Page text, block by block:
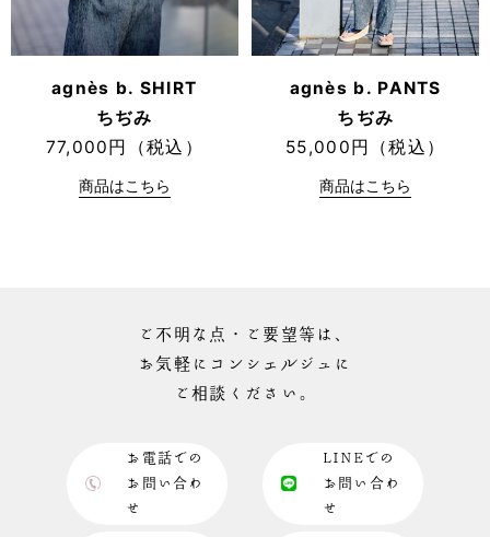
agnès b. SHIRT
ちぢみ
77,000円（税込）
商品はこちら
agnès b. PANTS
ちぢみ
55,000円（税込）
商品はこちら
ご不明な点・ご要望等は、
お気軽にコンシェルジュに
ご相談ください。
お電話での
お問い合わ
せ
LINEでの
お問い合わ
せ